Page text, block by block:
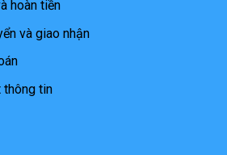
hoàn tiền
và giao nhận
thông tin